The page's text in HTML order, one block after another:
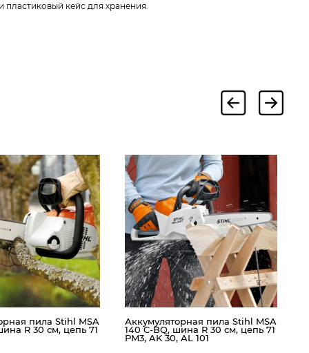
пластиковый кейс для хранения.
пила Stihl MSA
R 30 см, цепь 71
Аккумуляторная пила Stihl MSA
140 C-BQ, шина R 30 см, цепь 71
PM3, AK 30, AL 101